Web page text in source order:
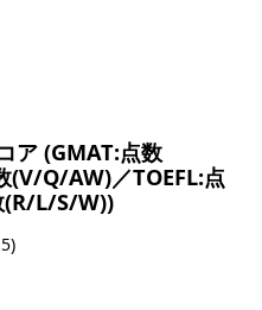
ア (GMAT:点数
(V/Q/AW)／TOEFL:点
(R/L/S/W))